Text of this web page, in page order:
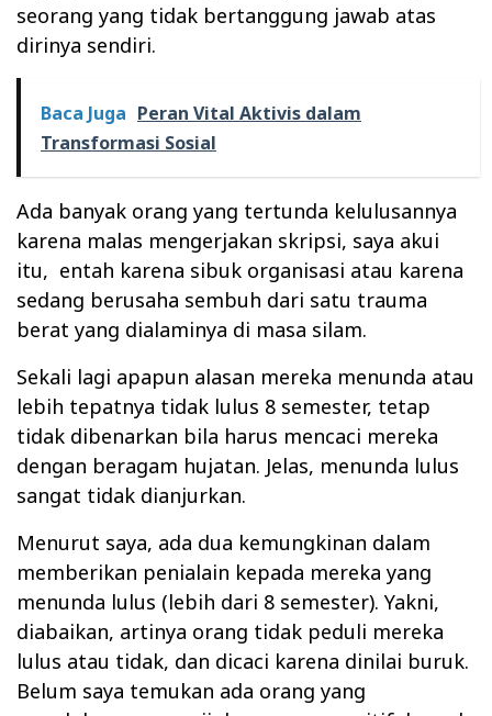
seorang yang tidak bertanggung jawab atas
dirinya sendiri.
Baca Juga Peran Vital Aktivis dalam
Transformasi Sosial
Ada banyak orang yang tertunda kelulusannya
karena malas mengerjakan skripsi, saya akui
itu, entah karena sibuk organisasi atau karena
sedang berusaha sembuh dari satu trauma
berat yang dialaminya di masa silam.
Sekali lagi apapun alasan mereka menunda atau
lebih tepatnya tidak lulus 8 semester, tetap
tidak dibenarkan bila harus mencaci mereka
dengan beragam hujatan. Jelas, menunda lulus
sangat tidak dianjurkan.
Menurut saya, ada dua kemungkinan dalam
memberikan penialain kepada mereka yang
menunda lulus (lebih dari 8 semester). Yakni,
diabaikan, artinya orang tidak peduli mereka
lulus atau tidak, dan dicaci karena dinilai buruk.
Belum saya temukan ada orang yang